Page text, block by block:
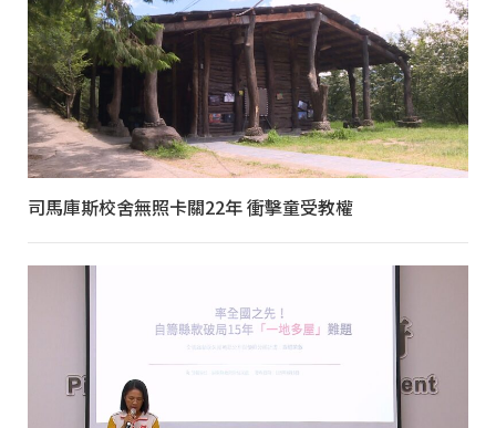
司馬庫斯校舍無照卡關22年 衝擊童受教權